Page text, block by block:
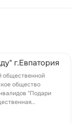
г.Евпатория
общественной
общество
"Подари
2010г и
общую